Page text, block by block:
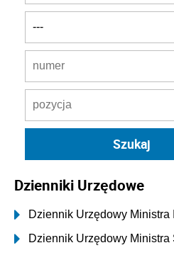
Dzienniki Urzędowe
Dziennik Urzędowy Ministra
Dziennik Urzędowy Ministra